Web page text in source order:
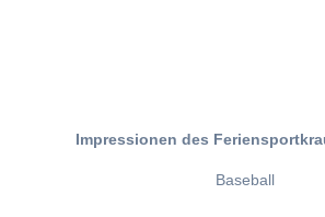
Impressionen des
Baseball